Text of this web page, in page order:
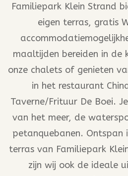
Familiepark Klein Strand
eigen terras, gratis
maaltijden bereiden in de
onze chalets of genieten
in het restaurant
Taverne/Frituur De Boei.
van het meer, de
petanquebanen.
terras van Familiepark
zijn wij ook de ideale